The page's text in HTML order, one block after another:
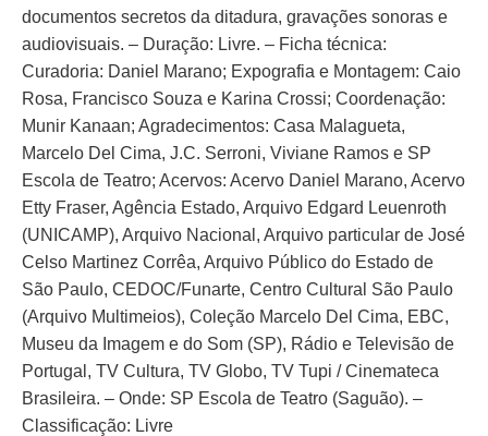
documentos secretos da ditadura, gravações sonoras e
audiovisuais. – Duração: Livre. – Ficha técnica:
Curadoria: Daniel Marano; Expografia e Montagem: Caio
Rosa, Francisco Souza e Karina Crossi; Coordenação:
Munir Kanaan; Agradecimentos: Casa Malagueta,
Marcelo Del Cima, J.C. Serroni, Viviane Ramos e SP
Escola de Teatro; Acervos: Acervo Daniel Marano, Acervo
Etty Fraser, Agência Estado, Arquivo Edgard Leuenroth
(UNICAMP), Arquivo Nacional, Arquivo particular de José
Celso Martinez Corrêa, Arquivo Público do Estado de
São Paulo, CEDOC/Funarte, Centro Cultural São Paulo
(Arquivo Multimeios), Coleção Marcelo Del Cima, EBC,
Museu da Imagem e do Som (SP), Rádio e Televisão de
Portugal, TV Cultura, TV Globo, TV Tupi / Cinemateca
Brasileira. – Onde: SP Escola de Teatro (Saguão). –
Classificação: Livre